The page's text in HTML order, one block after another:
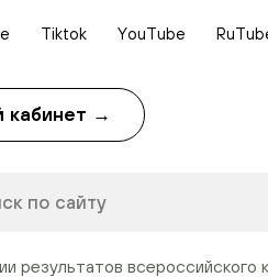
Tiktok YouTube
кабинет →
результатов всероссийского